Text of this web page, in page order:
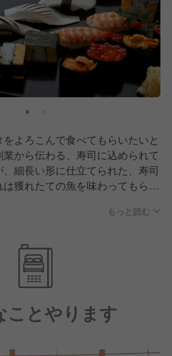
よろこんで食べてもらいたいと
から伝わる、寿司に込められて
細長い形に仕立てられた、寿司
獲れたての魚を味わってもらい
だわるのは土台となるシャリ。か
シャリと言えば赤酢に塩を合わせ
。寿司岩では、戦後当時、高級品
砂糖を合わせたシャリをいち早く
んのり甘く上品な味わいが特徴で
、魚の旨味が口の中で広がりま
もっと読む
ことやります